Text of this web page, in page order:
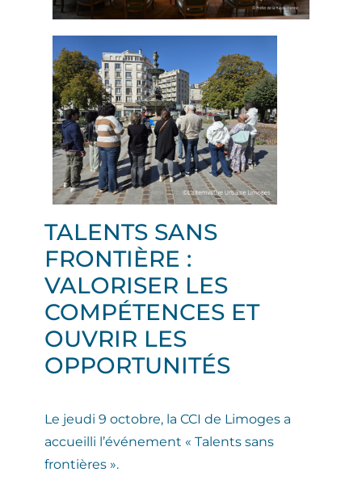
TALENTS SANS
FRONTIÈRE :
VALORISER LES
COMPÉTENCES ET
OUVRIR LES
OPPORTUNITÉS
Le jeudi 9 octobre, la CCI de Limoges a
accueilli l’événement « Talents sans
frontières ».